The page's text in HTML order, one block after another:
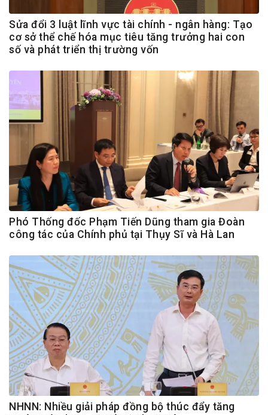
Sửa đổi 3 luật lĩnh vực tài chính - ngân hàng: Tạo
cơ sở thể chế hóa mục tiêu tăng trưởng hai con
số và phát triển thị trường vốn
Phó Thống đốc Phạm Tiến Dũng tham gia Đoàn
công tác của Chính phủ tại Thụy Sĩ và Hà Lan
NHNN: Nhiều giải pháp đồng bộ thúc đẩy tăng